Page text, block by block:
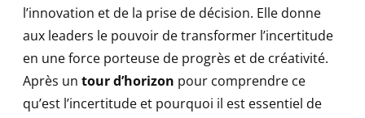
l’innovation et de la prise de décision. Elle donne
aux leaders le pouvoir de transformer l’incertitude
en une force porteuse de progrès et de créativité.
Après un tour d’horizon pour comprendre ce
qu’est l’incertitude et pourquoi il est essentiel de